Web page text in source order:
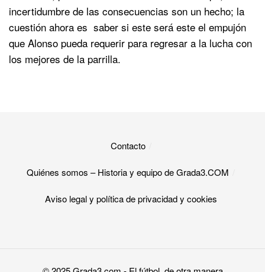
incertidumbre de las consecuencias son un hecho; la
cuestión ahora es saber si este será este el empujón
que Alonso pueda requerir para regresar a la lucha con
los mejores de la parrilla.
Contacto
Quiénes somos – Historia y equipo de Grada3.COM
Aviso legal y política de privacidad y cookies​